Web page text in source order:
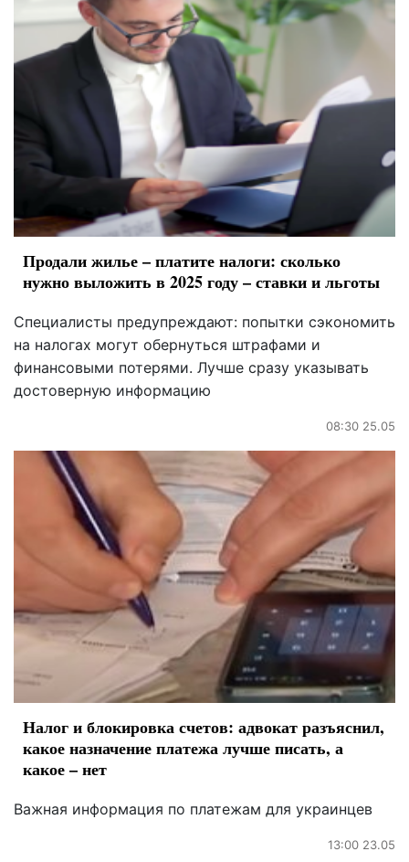
Продали жилье – платите налоги: сколько
нужно выложить в 2025 году – ставки и льготы
Специалисты предупреждают: попытки сэкономить
на налогах могут обернуться штрафами и
финансовыми потерями. Лучше сразу указывать
достоверную информацию
08:30 25.05
Налог и блокировка счетов: адвокат разъяснил,
какое назначение платежа лучше писать, а
какое – нет
Важная информация по платежам для украинцев
13:00 23.05